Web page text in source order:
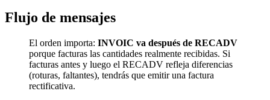
Flujo de mensajes
El orden importa: INVOIC va después de RECADV
porque facturas las cantidades realmente recibidas. Si
facturas antes y luego el RECADV refleja diferencias
(roturas, faltantes), tendrás que emitir una factura
rectificativa.